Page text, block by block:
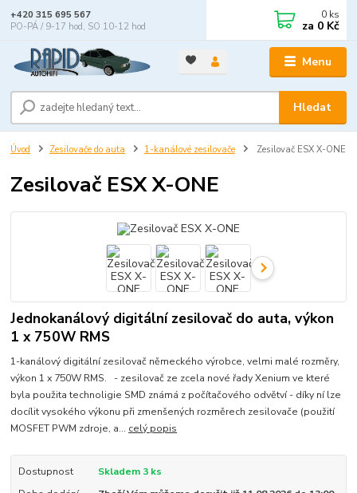
Menu
Hledat
+420 315 695 567
PO-PÁ / 9-17 hod, SO 10-12 hod
0 ks
za 0 Kč
Úvod Zesilovače do auta 1-kanálové zesilovače Zesilovač ESX X-ONE
Zesilovač ESX X-ONE
Jednokanálový digitální zesilovač do auta, výkon
1 x 750W RMS
1-kanálový digitální zesilovač německého výrobce, velmi malé rozměry,
výkon 1 x 750W RMS. - zesilovač ze zcela nové řady Xenium ve které
byla použita technoligie SMD známá z počítačového odvětví - díky ní lze
docílit vysokého výkonu při zmenšených rozměrech zesilovače (použití
MOSFET PWM zdroje, a... celý popis
Dostupnost
Skladem 3 ks